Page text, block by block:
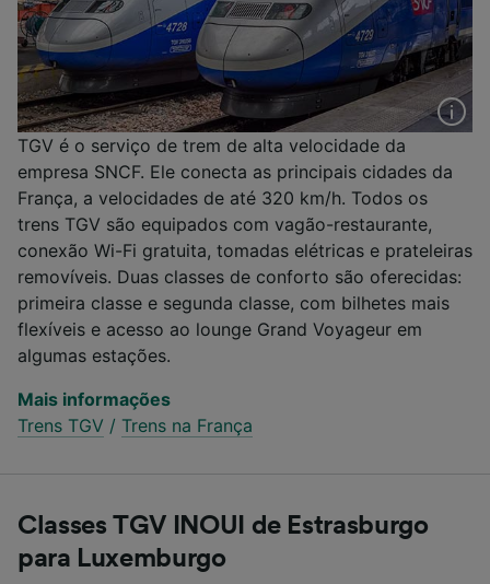
TGV é o serviço de trem de alta velocidade da
empresa SNCF. Ele conecta as principais cidades da
França, a velocidades de até 320 km/h. Todos os
trens TGV são equipados com vagão-restaurante,
conexão Wi-Fi gratuita, tomadas elétricas e prateleiras
removíveis. Duas classes de conforto são oferecidas:
primeira classe e segunda classe, com bilhetes mais
flexíveis e acesso ao lounge Grand Voyageur em
algumas estações.
Mais informações
Trens TGV / Trens na França
Classes TGV INOUI de Estrasburgo
para Luxemburgo